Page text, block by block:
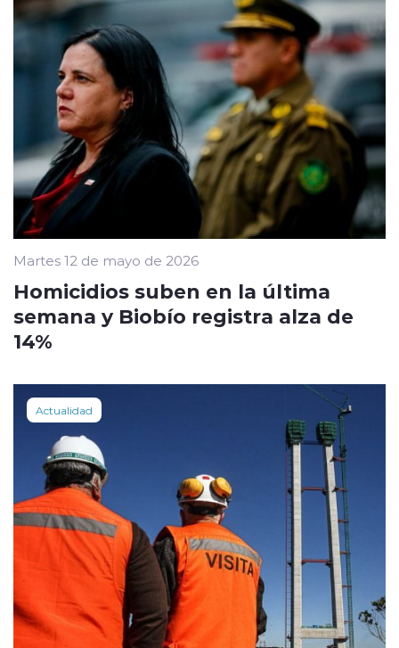
Martes 12 de mayo de 2026
Homicidios suben en la última
semana y Biobío registra alza de
14%
Actualidad